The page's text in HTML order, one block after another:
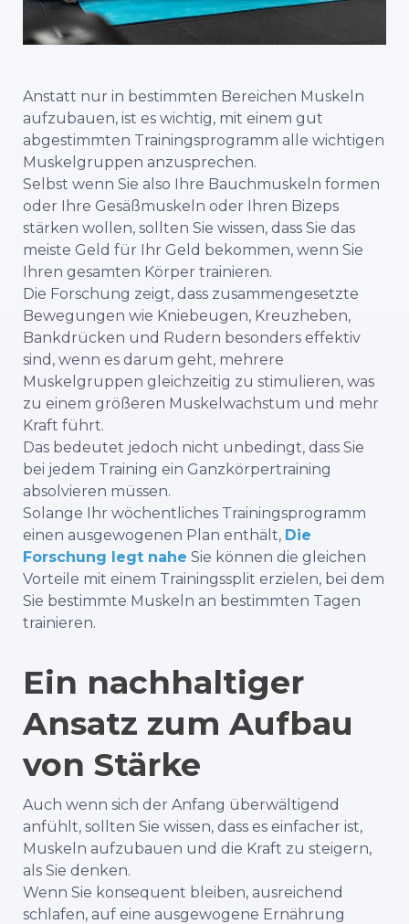
Anstatt nur in bestimmten Bereichen Muskeln
aufzubauen, ist es wichtig, mit einem gut
abgestimmten Trainingsprogramm alle wichtigen
Muskelgruppen anzusprechen.
Selbst wenn Sie also Ihre Bauchmuskeln formen
oder Ihre Gesäßmuskeln oder Ihren Bizeps
stärken wollen, sollten Sie wissen, dass Sie das
meiste Geld für Ihr Geld bekommen, wenn Sie
Ihren gesamten Körper trainieren.
Die Forschung zeigt, dass zusammengesetzte
Bewegungen wie Kniebeugen, Kreuzheben,
Bankdrücken und Rudern besonders effektiv
sind, wenn es darum geht, mehrere
Muskelgruppen gleichzeitig zu stimulieren, was
zu einem größeren Muskelwachstum und mehr
Kraft führt.
Das bedeutet jedoch nicht unbedingt, dass Sie
bei jedem Training ein Ganzkörpertraining
absolvieren müssen.
Solange Ihr wöchentliches Trainingsprogramm
einen ausgewogenen Plan enthält, Die
Forschung legt nahe Sie können die gleichen
Vorteile mit einem Trainingssplit erzielen, bei dem
Sie bestimmte Muskeln an bestimmten Tagen
trainieren.
Ein nachhaltiger
Ansatz zum Aufbau
von Stärke
Auch wenn sich der Anfang überwältigend
anfühlt, sollten Sie wissen, dass es einfacher ist,
Muskeln aufzubauen und die Kraft zu steigern,
als Sie denken.
Wenn Sie konsequent bleiben, ausreichend
schlafen, auf eine ausgewogene Ernährung